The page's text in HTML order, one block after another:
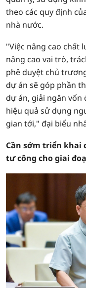
theo các quy định
nhà nước.
"Việc nâng cao chất
nâng cao vai trò,
phê duyệt chủ
dự án sẽ góp phần
dự án, giải ngân vốn
hiệu quả sử dụng
gian tới," đại biểu
Cần sớm triển khai
tư công cho giai